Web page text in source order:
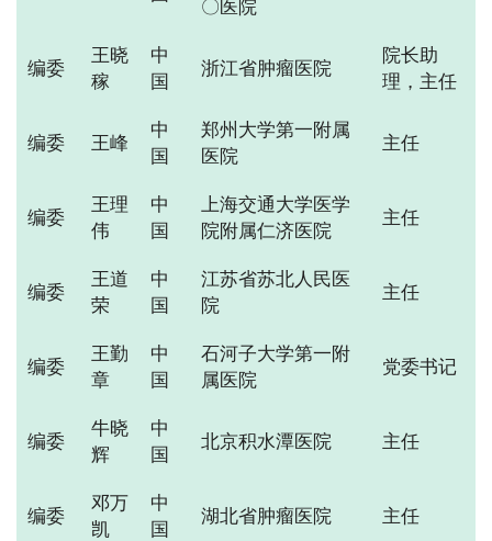
〇医院
编委
王晓
稼
中
国
浙江省肿瘤医院
院长助
理，主任
编委 王峰
中
国
郑州大学第一附属
医院
主任
编委
王理
伟
中
国
上海交通大学医学
院附属仁济医院
主任
编委
王道
荣
中
国
江苏省苏北人民医
院
主任
编委
王勤
章
中
国
石河子大学第一附
属医院
党委书记
编委
牛晓
辉
中
国
北京积水潭医院 主任
编委
邓万
凯
中
国
湖北省肿瘤医院 主任